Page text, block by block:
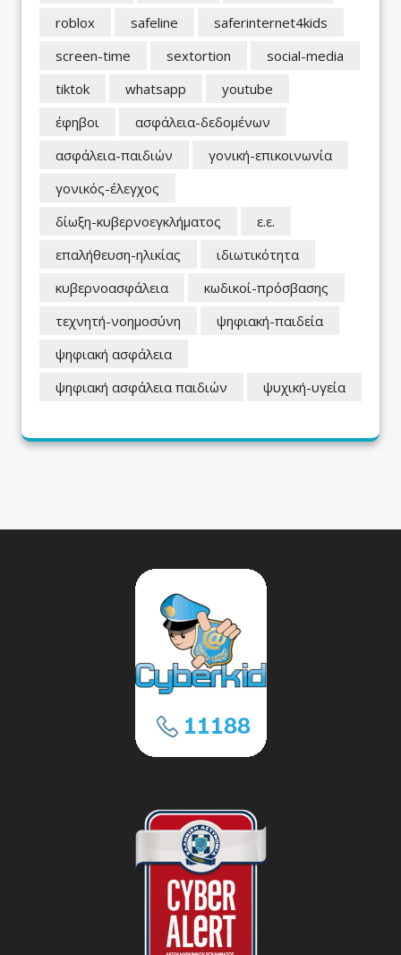
roblox
safeline
saferinternet4kids
screen-time
sextortion
social-media
tiktok
whatsapp
youtube
έφηβοι
ασφάλεια-δεδομένων
ασφάλεια-παιδιών
γονική-επικοινωνία
γονικός-έλεγχος
δίωξη-κυβερνοεγκλήματος
ε.ε.
επαλήθευση-ηλικίας
ιδιωτικότητα
κυβερνοασφάλεια
κωδικοί-πρόσβασης
τεχνητή-νοημοσύνη
ψηφιακή-παιδεία
ψηφιακή ασφάλεια
ψηφιακή ασφάλεια παιδιών
ψυχική-υγεία